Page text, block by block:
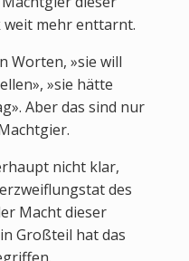
weit mehr enttarnt.
Worten, »sie will
»sie hätte
Aber das sind nur
nicht klar,
des
Macht dieser
Großteil hat das